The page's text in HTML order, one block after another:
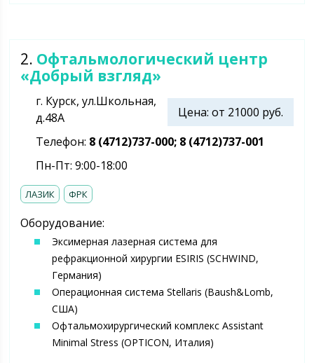
2. Офтальмологический центр
«Добрый взгляд»
Цена: от 21000 руб.
г. Курск, ул.Школьная,
д.48А
Телефон: 8 (4712)737-000; 8 (4712)737-001
Пн-Пт: 9:00-18:00
ЛАЗИК ФРК
Оборудование:
Эксимерная лазерная система для
рефракционной хирургии ESIRIS (SCHWIND,
Германия)
Операционная система Stellaris (Baush&Lomb,
США)
Офтальмохирургический комплекс Assistant
Minimal Stress (OPTICON, Италия)